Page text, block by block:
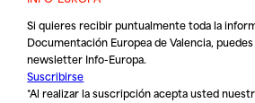
Si quieres recibir puntualmente toda la
Documentación Europea de Valencia,
newsletter Info-Europa.
Suscribirse
*Al realizar la suscripción acepta usted